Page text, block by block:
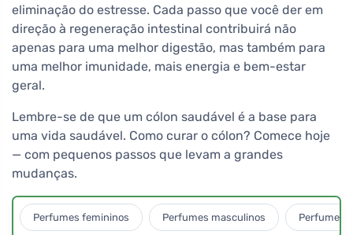
eliminação do estresse. Cada passo que você der em
direção à regeneração intestinal contribuirá não
apenas para uma melhor digestão, mas também para
uma melhor imunidade, mais energia e bem-estar
geral.
Lembre-se de que um cólon saudável é a base para
uma vida saudável. Como curar o cólon? Comece hoje
— com pequenos passos que levam a grandes
mudanças.
Perfumes femininos Perfumes masculinos Perfumes